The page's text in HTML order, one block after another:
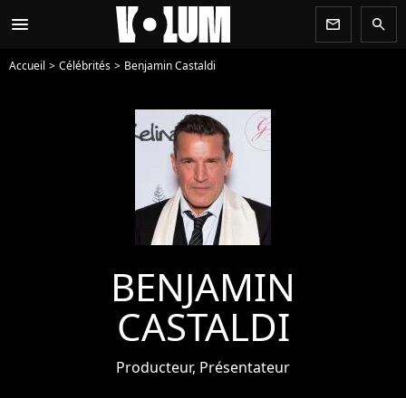
menu newsletter search
Accueil Célébrités Benjamin Castaldi
BENJAMIN
CASTALDI
Producteur, Présentateur